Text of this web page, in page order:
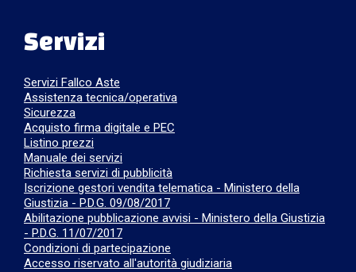
Servizi
Servizi Fallco Aste
Assistenza tecnica/operativa
Sicurezza
Acquisto firma digitale e PEC
Listino prezzi
Manuale dei servizi
Richiesta servizi di pubblicità
Iscrizione gestori vendita telematica - Ministero della
Giustizia - P.D.G. 09/08/2017
Abilitazione pubblicazione avvisi - Ministero della Giustizia
- P.D.G. 11/07/2017
Condizioni di partecipazione
Accesso riservato all'autorità giudiziaria